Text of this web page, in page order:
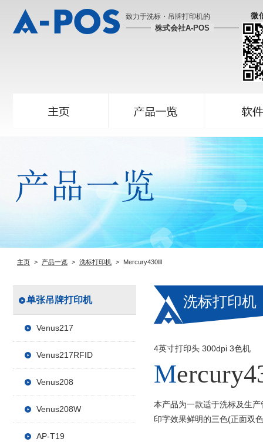
致力于洗标・吊牌打印机的
株式会社A-POS
微
主页 产品一览 洗标打印机 Mercury430Ⅲ
洗标打印机
4英寸打印头 300dpi 3色机
本产品为一款适于洗标及生
印字效果鲜明的三色(正面双
单张吊牌打印机
Venus217
Venus217RFID
Venus208
Venus208W
AP-T19